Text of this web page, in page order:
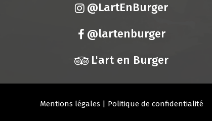
@LartEnBurger
@lartenburger
L'art en Burger
Mentions légales Politique de confidentialité